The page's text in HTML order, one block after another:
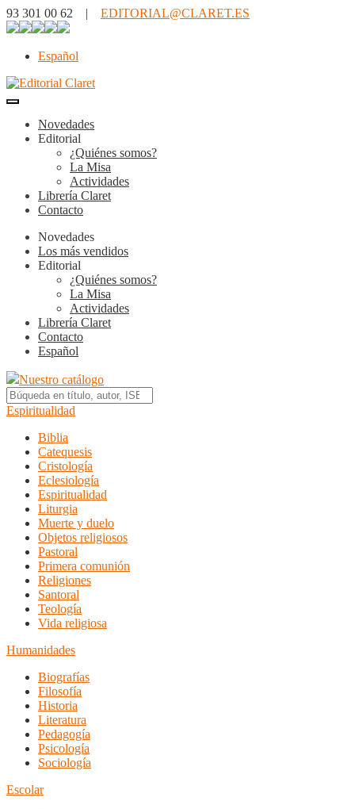
93 301 00 62 | EDITORIAL@CLARET.ES
Español
Novedades
Editorial
¿Quiénes somos?
La Misa
Actividades
Librería Claret
Contacto
Novedades
Los más vendidos
Editorial
¿Quiénes somos?
La Misa
Actividades
Librería Claret
Contacto
Español
Nuestro catálogo
Espiritualidad
Biblia
Catequesis
Cristología
Eclesiología
Espiritualidad
Liturgia
Muerte y duelo
Objetos religiosos
Pastoral
Primera comunión
Religiones
Santoral
Teología
Vida religiosa
Humanidades
Biografías
Filosofía
Historia
Literatura
Pedagogía
Psicología
Sociología
Escolar